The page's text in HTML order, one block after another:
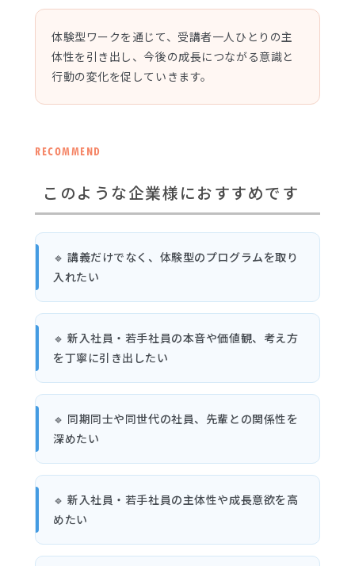
体験型ワークを通じて、受講者一人ひとりの主
体性を引き出し、今後の成長につながる意識と
行動の変化を促していきます。
RECOMMEND
このような企業様におすすめです
🔹 講義だけでなく、体験型のプログラムを取り
入れたい
🔹 新入社員・若手社員の本音や価値観、考え方
を丁寧に引き出したい
🔹 同期同士や同世代の社員、先輩との関係性を
深めたい
🔹 新入社員・若手社員の主体性や成長意欲を高
めたい